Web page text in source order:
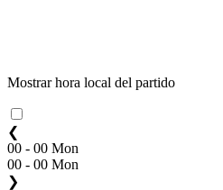
Mostrar hora local del partido
❮
00 - 00 Mon
00 - 00 Mon
❯